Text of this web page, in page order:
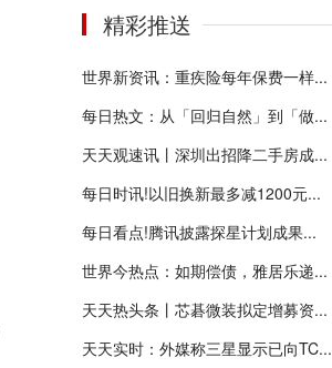
精彩推送
世界新资讯：重疾险每年保费一样...
每日热文：从「回归自然」到「做...
天天观速讯丨深圳出招降二手房成...
每日时讯!以旧换新最多减1200元...
每日看点!腾讯披露探星计划成果...
世界今热点：如期偿债，雅居乐递...
天天热头条丨芯碁微装拟定增募资...
天天实时：外媒称三星显示已向TC...